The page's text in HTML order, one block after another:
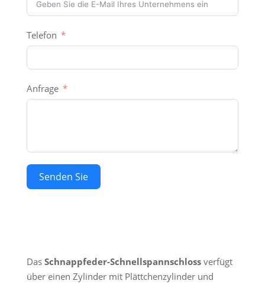
Telefon
Anfrage
Senden Sie
Das Schnappfeder-Schnellspannschloss verfügt
über einen Zylinder mit Plättchenzylinder und